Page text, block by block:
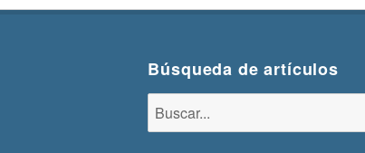
Búsqueda de artículos